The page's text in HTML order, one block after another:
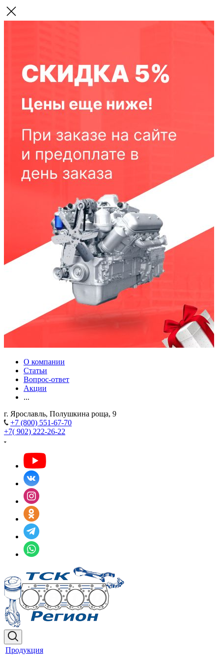
О компании
Статьи
Вопрос-ответ
Акции
...
г. Ярославль, Полушкина роща, 9
+7 (800) 551-67-70
+7( 902) 222-26-22
Продукция